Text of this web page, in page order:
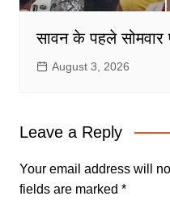
सावन के पहले सोमवार
August 3, 2026
Leave a Reply
Your email address will
fields are marked *